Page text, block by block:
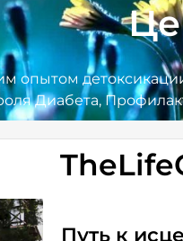
опытом
Диабета,
Путь к